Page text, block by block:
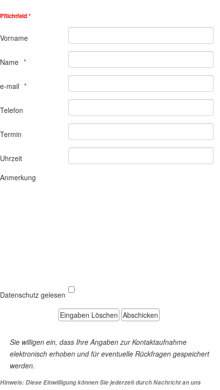
Pflichtfeld *
Vorname
Name
e-mail
Telefon
Termin
Uhrzeit
Anmerkung
Datenschutz gelesen
Sie willigen ein, dass Ihre Angaben zur Kontaktaufnahme
elektronisch erhoben und für eventuelle Rückfragen gespeichert
werden.
Hinweis: Diese Einwilligung können Sie jederzeit durch Nachricht an uns